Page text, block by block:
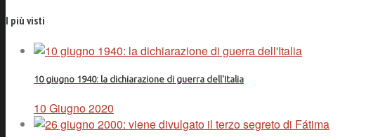
I più visti
10 giugno 1940: la dichiarazione di guerra dell'Italia
10 Giugno 2020